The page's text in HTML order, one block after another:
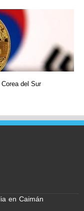
del Sur
en Caimán